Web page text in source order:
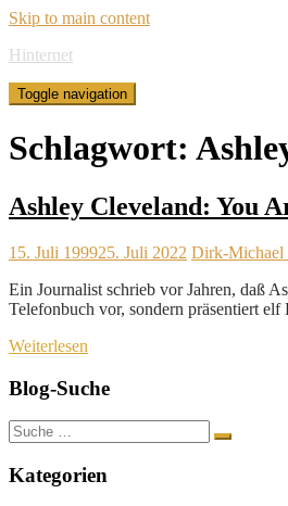
Skip to main content
Hinternet
Toggle navigation
Schlagwort:
Ashley Cleveland: You
15. Juli 199925. Juli 2022 Dirk-Michael
Ein Journalist schrieb vor Jahren, daß
Telefonbuch vor, sondern präsentiert
Weiterlesen
Blog-Suche
Suche
nach:
Kategorien